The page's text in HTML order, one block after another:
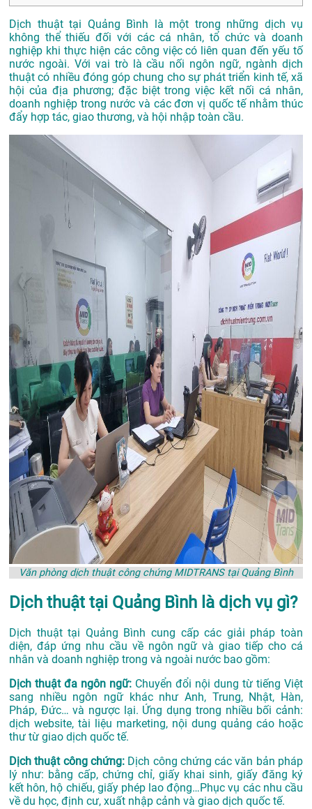
Dịch thuật tại Quảng Bình là một trong những dịch vụ
không thể thiếu đối với các cá nhân, tổ chức và doanh
nghiệp khi thực hiện các công việc có liên quan đến yếu tố
nước ngoài. Với vai trò là cầu nối ngôn ngữ, ngành dịch
thuật có nhiều đóng góp chung cho sự phát triển kinh tế, xã
hội của địa phương; đặc biệt trong việc kết nối cá nhân,
doanh nghiệp trong nước và các đơn vị quốc tế nhằm thúc
đẩy hợp tác, giao thương, và hội nhập toàn cầu.
Văn phòng dịch thuật công chứng MIDTRANS tại Quảng Bình
Dịch thuật tại Quảng Bình là dịch vụ gì?
Dịch thuật tại Quảng Bình cung cấp các giải pháp toàn
diện, đáp ứng nhu cầu về ngôn ngữ và giao tiếp cho cá
nhân và doanh nghiệp trong và ngoài nước bao gồm:
Dịch thuật đa ngôn ngữ: Chuyển đổi nội dung từ tiếng Việt
sang nhiều ngôn ngữ khác như Anh, Trung, Nhật, Hàn,
Pháp, Đức… và ngược lại. Ứng dụng trong nhiều bối cảnh:
dịch website, tài liệu marketing, nội dung quảng cáo hoặc
thư từ giao dịch quốc tế.
Dịch thuật công chứng: Dịch công chứng các văn bản pháp
lý như: bằng cấp, chứng chỉ, giấy khai sinh, giấy đăng ký
kết hôn, hộ chiếu, giấy phép lao động…Phục vụ các nhu cầu
về du học, định cư, xuất nhập cảnh và giao dịch quốc tế.